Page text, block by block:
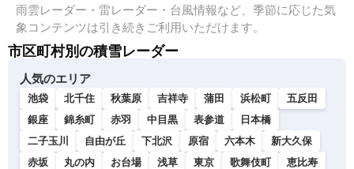
雨雲レーダー・雷レーダー・台風情報など、季節に応じた気
象コンテンツは引き続きご利用いただけます。
市区町村別の積雪レーダー
人気のエリア
池袋 北千住 秋葉原 吉祥寺 蒲田 浜松町
五反田
銀座
錦糸町 赤羽 中目黒 表参道
日本橋
二子玉川
自由が丘 下北沢 原宿 六本木
新大久保
赤坂
丸の内 お台場 浅草 東京 歌舞伎町
恵比寿